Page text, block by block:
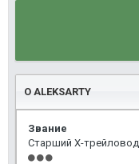
О ALEKSARTY
Звание
Старший Х-трейловод